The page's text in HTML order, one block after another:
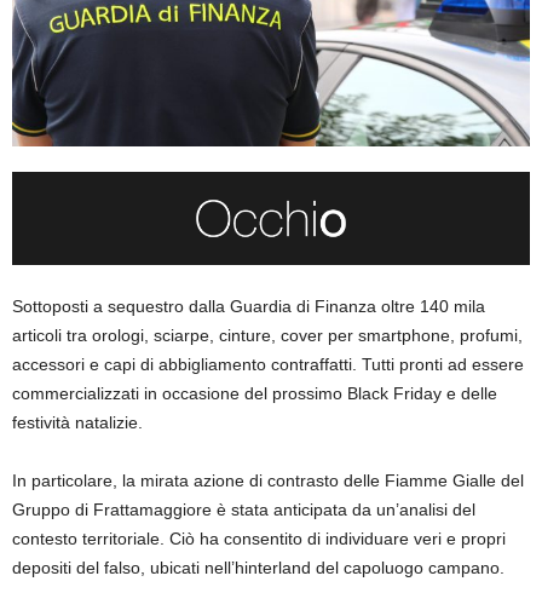
Sottoposti a sequestro dalla Guardia di Finanza oltre 140 mila
articoli tra orologi, sciarpe, cinture, cover per smartphone, profumi,
accessori e capi di abbigliamento contraffatti. Tutti pronti ad essere
commercializzati in occasione del prossimo Black Friday e delle
festività natalizie.
In particolare, la mirata azione di contrasto delle Fiamme Gialle del
Gruppo di Frattamaggiore è stata anticipata da un’analisi del
contesto territoriale. Ciò ha consentito di individuare veri e propri
depositi del falso, ubicati nell’hinterland del capoluogo campano.